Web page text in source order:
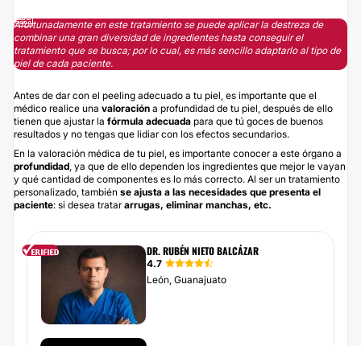
Afortunadamente en este tratamiento se puede aplicar la destreza de
combinar una gran diversidad de ingredientes hasta conseguir el
tratamiento que se busca; por lo cual, es más sencillo adaptarlo al tipo de
piel de cada paciente.
Antes de dar con el peeling adecuado a tu piel, es importante que el
médico realice una valoración a profundidad de tu piel, después de ello
tienen que ajustar la fórmula adecuada para que tú goces de buenos
resultados y no tengas que lidiar con los efectos secundarios.
En la valoración médica de tu piel, es importante conocer a este órgano a
profundidad, ya que de ello dependen los ingredientes que mejor le vayan
y qué cantidad de componentes es lo más correcto. Al ser un tratamiento
personalizado, también se ajusta a las necesidades que presenta el
paciente: si desea tratar arrugas, eliminar manchas, etc.
DR. RUBÉN NIETO BALCÁZAR
4.7
León, Guanajuato